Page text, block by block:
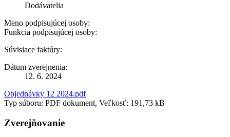
Dodávatelia
Meno podpisujúcej osoby:
Funkcia podpisujúcej osoby:
Súvisiace faktúry:
Dátum zverejnenia:
12. 6. 2024
Objednávky 12 2024.pdf
Typ súboru: PDF dokument, Veľkosť: 191,73 kB
Zverejňovanie